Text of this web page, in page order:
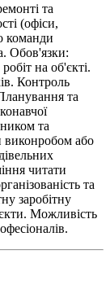
та
(офіси,
команди
Обов'язки:
на об'єкті.
Контроль
та
та
виконробом або
читати
та
заробітну
Можливість